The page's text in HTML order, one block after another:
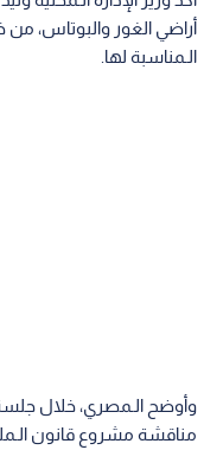
أراضي الغور والبوتاس، من
الـمناسبة لها.
وأوضح الـمصري، خلال
مناقشة مشروع قانون